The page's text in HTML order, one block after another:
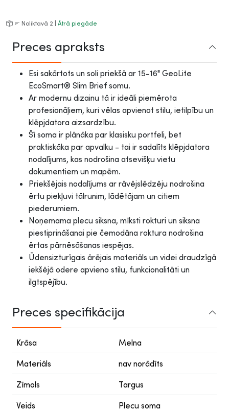
Noliktavā 2 | Ātrā piegāde
Preces apraksts
Esi sakārtots un soli priekšā ar 15-16" GeoLite
EcoSmart® Slim Brief somu.
Ar modernu dizainu tā ir ideāli piemērota
profesionāļiem, kuri vēlas apvienot stilu, ietilpību un
klēpjdatora aizsardzību.
Šī soma ir plānāka par klasisku portfeli, bet
praktiskāka par apvalku - tai ir sadalīts klēpjdatora
nodalījums, kas nodrošina atsevišķu vietu
dokumentiem un mapēm.
Priekšējais nodalījums ar rāvējslēdzēju nodrošina
ērtu piekļuvi tālrunim, lādētājam un citiem
piederumiem.
Noņemama plecu siksna, mīksti rokturi un siksna
piestiprināšanai pie čemodāna roktura nodrošina
ērtas pārnēsāšanas iespējas.
Ūdensizturīgais ārējais materiāls un videi draudzīgā
iekšējā odere apvieno stilu, funkcionalitāti un
ilgtspējību.
Preces specifikācija
Krāsa Melna
Materiāls nav norādīts
Zīmols Targus
Veids Plecu soma